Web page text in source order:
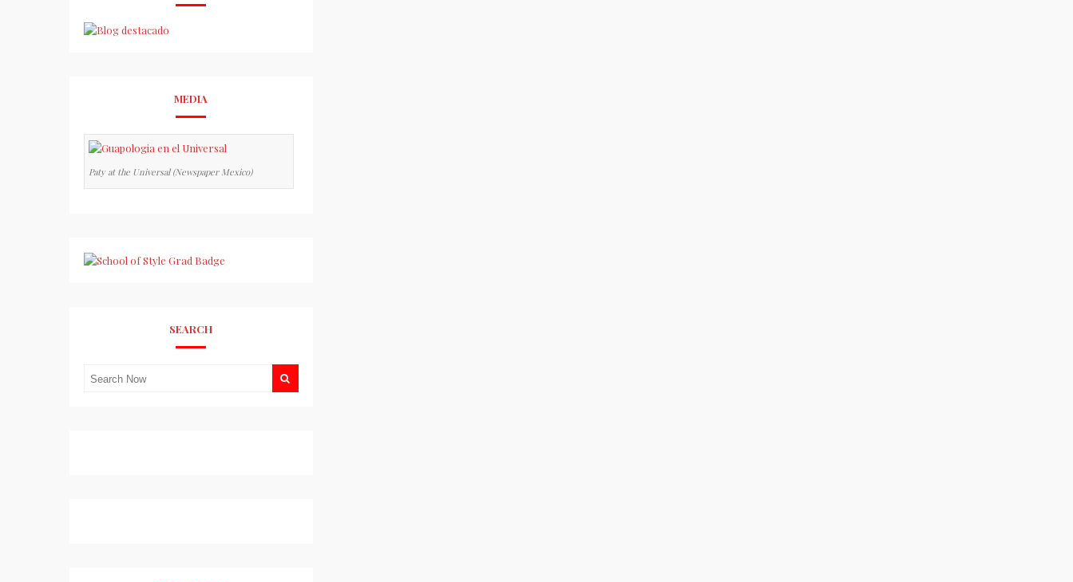
MEDIA
Paty at the Universal (Newspaper Mexico)
SEARCH